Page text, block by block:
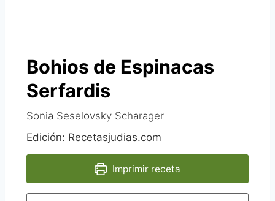
Bohios de Espinacas
Serfardis
Sonia Seselovsky Scharager
Edición: Recetasjudias.com
Imprimir receta